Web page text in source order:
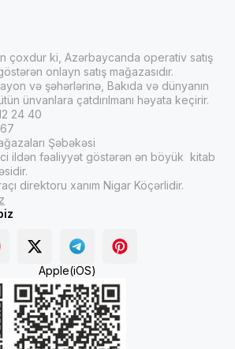
çoxdur ki, Azərbaycanda operativ satış
onlayn satış mağazasıdır.
və şəhərlərinə, Bakıda və dünyanın
ünvanlara çatdırılmanı həyata keçirir.
24 40
Şəbəkəsi
ildən fəaliyyət göstərən ən böyük kitab
direktoru xanım Nigar Köçərlidir.
Apple(iOS)